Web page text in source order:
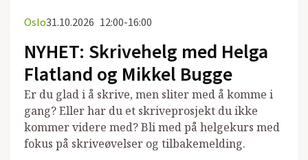
Oslo31.10.2026 12:00-16:00
NYHET: Skrivehelg med Helga
Flatland og Mikkel Bugge
Er du glad i å skrive, men sliter med å komme i
gang? Eller har du et skriveprosjekt du ikke
kommer videre med? Bli med på helgekurs med
fokus på skriveøvelser og tilbakemelding.